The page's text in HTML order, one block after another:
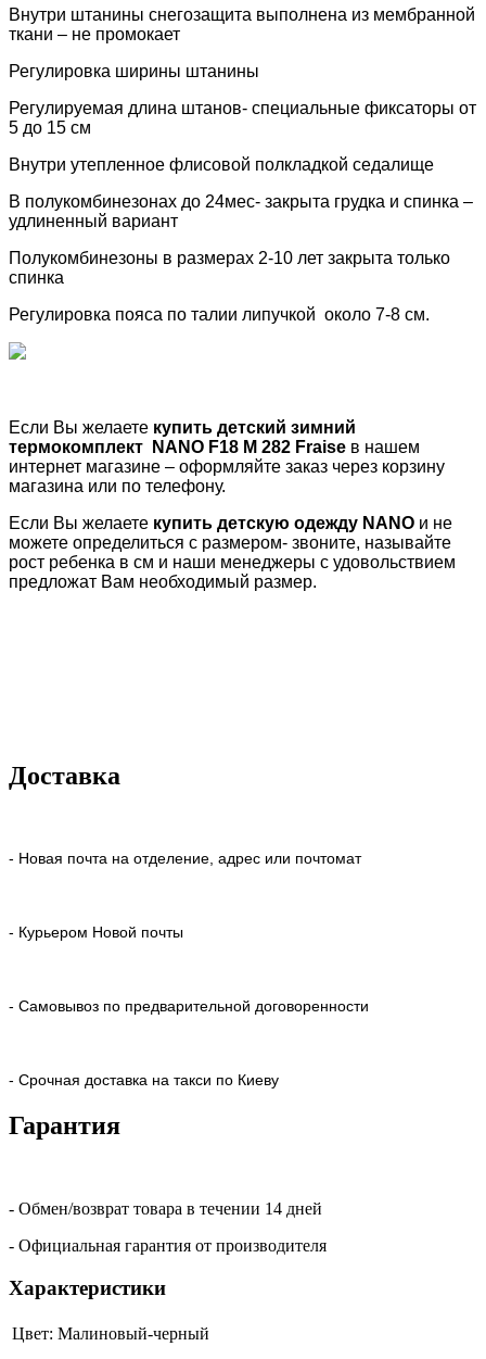
Внутри штанины снегозащита выполнена из мембранной
ткани – не промокает
Регулировка ширины штанины
Регулируемая длина штанов- специальные фиксаторы от
5 до 15 см
Внутри утепленное флисовой полкладкой седалище
В полукомбинезонах до 24мес- закрыта грудка и спинка –
удлиненный вариант
Полукомбинезоны в размерах 2-10 лет закрыта только
спинка
Регулировка пояса по талии липучкой около 7-8 см.
Если Вы желаете купить детский зимний
термокомплект
NANO F18 M 282 Fraise в нашем
интернет магазине – оформляйте заказ через корзину
магазина или по телефону.
Если Вы желаете купить детскую одежду NANO и не
можете определиться с размером- звоните, называйте
рост ребенка в см и наши менеджеры с удовольствием
предложат Вам необходимый размер.
Доставка
- Новая почта на отделение, адрес или почтомат
- Курьером Новой почты
- Самовывоз по предварительной договоренности
- Срочная доставка на такси по Киеву
Гарантия
- Обмен/возврат товара в течении 14 дней
- Официальная гарантия от производителя
Характеристики
Цвет: Малиновый-черный